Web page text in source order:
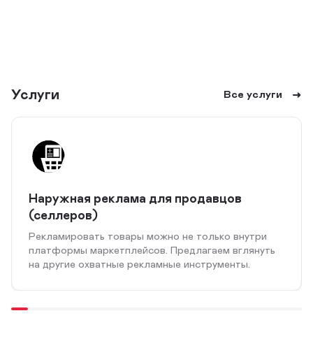
Услуги Все услуги
Наружная реклама для продавцов
(селлеров)
Рекламировать товары можно не только внутри
платформы маркетплейсов. Предлагаем вглянуть
на другие охватные рекламные инструменты.